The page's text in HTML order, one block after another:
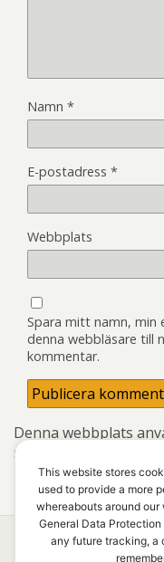
Namn *
E-postadress *
Webbplats
Spara mitt namn, min
denna webbläsare till
kommentar.
Denna webbplats
skräppost.
bearbetas.
This website stores
used to provide a more
whereabouts around
General Data
any future tracking, a